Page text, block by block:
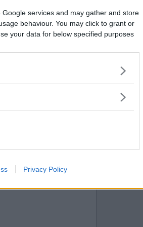
services and may gather and store
behaviour. You may click to grant or
your data for below specified purposes
Privacy Policy
Vill du bli
medlem?